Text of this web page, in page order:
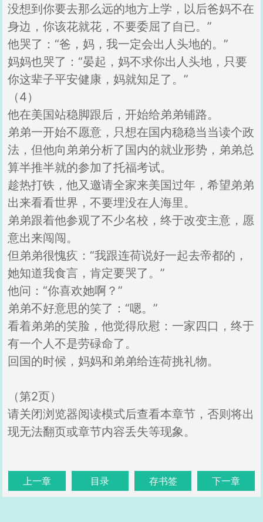
没想到你要去那么远的地方上学，以后爸妈不在
身边，你该花就花，不要委屈了自已。”
他哭了：“爸，妈，我一定会出人头地的。”
妈妈也哭了：“晏起，妈不求你出人头地，只要
你这辈子平安健康，妈就知足了。”
（4）
他在美国站稳脚跟后，开始给弟弟铺路。
弟弟一开始不愿意，只想在国内稳稳当当读个政
法，但他向弟弟分析了国内的就业形势，弟弟总
算半推半就的参加了托福考试。
趁热打铁，他又邀请全家来美国过年，希望弟弟
出来看看世界，不要埋没在人海里。
弟弟跟着他参观了不少名校，终于改变主意，愿
意出来闯闯。
但弟弟很愧疚：“我跟连荷说好一起去帝都的，
她知道我食言，肯定要哭了。”
他问：“你喜欢她啊？”
弟弟不好意思的笑了：“嗯。”
看着弟弟的笑脸，他觉得欣慰：一家四口，终于
有一个人不是劳碌命了。
回国的时候，妈妈和弟弟给连荷挑礼物。
（第2页）
请关闭浏览器阅读模式后查看本章节，否则将出
现无法翻页或章节内容丢失等现象。
上一章 目录 存书签 下一章